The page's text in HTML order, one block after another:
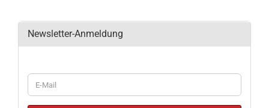
Newsletter-Anmeldung
WEITER
ZUR
E-
Mail